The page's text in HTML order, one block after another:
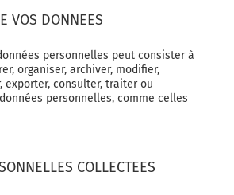
VOS DONNEES
personnelles peut consister à
organiser, archiver, modifier,
exporter, consulter, traiter ou
personnelles, comme celles
COLLECTEES